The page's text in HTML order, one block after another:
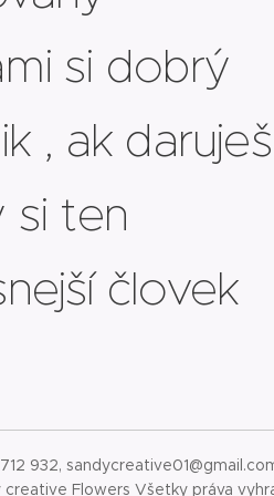
si dobrý
, ak daruješ
si ten
človek
932,
Flowers Všetky práva